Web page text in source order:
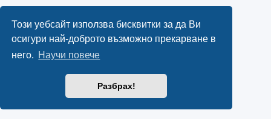
Този уебсайт използва бисквитки за да Ви
осигури най-доброто възможно прекарване в
него. Научи повече
Разбрах!